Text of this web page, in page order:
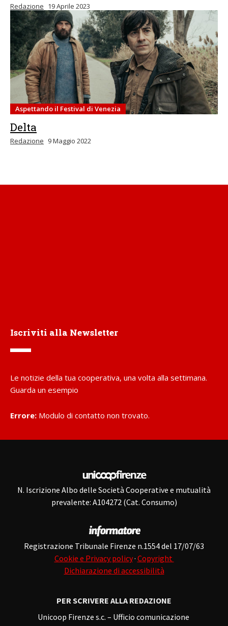
Redazione 19 Aprile 2023
Aspettando il Festival di Venezia
Delta
Redazione 9 Maggio 2022
Iscriviti alla Newsletter
Le notizie della tua cooperativa, una volta alla settimana.
Guarda un esempio
Errore: Modulo di contatto non trovato.
N. Iscrizione Albo delle Società Cooperative e mutualità
prevalente: A104272 (Cat. Consumo)
Registrazione Tribunale Firenze n.1554 del 17/07/63
Cookie e Privacy policy· Copyright
Dichiarazione di accessibilità
PER SCRIVERE ALLA REDAZIONE
Unicoop Firenze s.c. – Ufficio comunicazione